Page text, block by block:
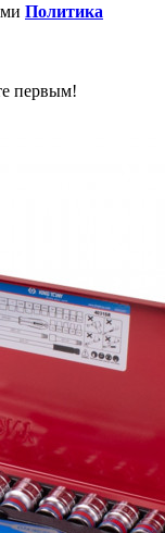
Политика
первым!